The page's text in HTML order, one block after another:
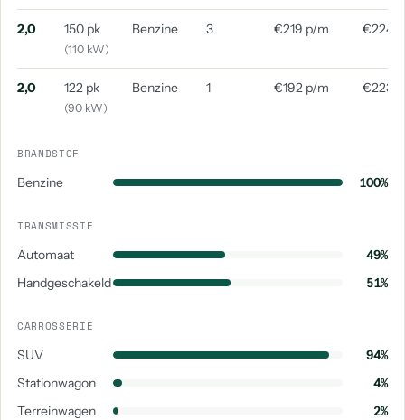
2,0 150 pk
(110 kW)
Benzine 3 €219 p/m €224
2,0 122 pk
(90 kW)
Benzine 1 €192 p/m €223
BRANDSTOF
Benzine 100%
TRANSMISSIE
Automaat
49%
Handgeschakeld
51%
CARROSSERIE
SUV
94%
Stationwagon
4%
Terreinwagen
2%